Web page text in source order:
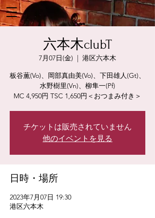
六本木clubT
7月07日(金)
  |
港区六本木
板谷薫(Vo)、岡部真由美(Vo)、下田雄人(Gt)、
水野樹里(Vn)、柳隼一(Pf)
MC 4,950円 TSC 1,650円＜おつまみ付き＞
チケットは販売されていません
他のイベントを見る
日時・場所
2023年7月07日 19:30
港区六本木